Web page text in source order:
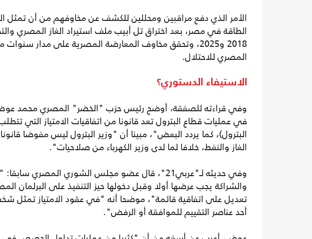
الأمر الذي دفع مراقبين ومحللين للكشف عن مخاوفهم من أن تمثل
الطاقة في مصر، بعد اختراق تل أبيب ملف استيراد الغاز المصري
2018 و2025، وتحقق مخاوف المعارضة المصرية على مدار
المصري للاحتلال.
الاستيفاء الدستوري؟
وفي قراءته للصفقة، أوضح رئيس حزب "الخضر" المصري محمد عوض،
في عمليات قطاع البترول تعد قانونا من اتفاقيات الامتياز التي
البترول)، كما يردد البعض"، مبينا أن "وزير البترول ليس مفوضا
الغاز والنفط، خلافا لما لدى وزير الكهرباء من صلاحيات".
وفي حديثه لـ"عربي21"، قال عضو مجلس الشوري
والشراكة يجب عرضها أولا وقبل دخولها حيز التنفيذ على البرلمان
تعديل على اتفاقية قائمة"، موضحا أنه "في عقود الامتياز تمثل
أحد عناصر التقييم للموافقة أو الرفض".